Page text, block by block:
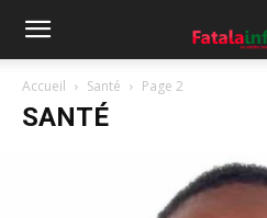
Accueil Santé Page 2
SANTÉ